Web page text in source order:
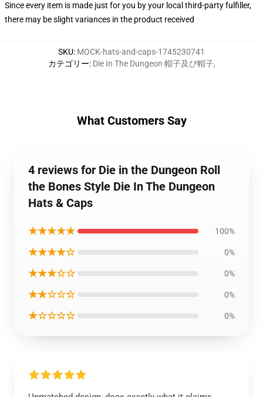
Since every item is made just for you by your local third-party fulfiller,
there may be slight variances in the product received
SKU: MOCK-hats-and-caps-1745230741
カテゴリー: Die In The Dungeon 帽子及び帽子,
What Customers Say
4 reviews for Die in the Dungeon Roll
the Bones Style Die In The Dungeon
Hats & Caps
★★★★★ 100%
★★★★☆ 0%
★★★☆☆ 0%
★★☆☆☆ 0%
★☆☆☆☆ 0%